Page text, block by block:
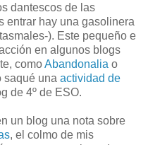
dantescos de las
entrar hay una gasolinera
). Este pequeño e
en algunos blogs
comoAbandonalia o
saqué una actividad de
de 4º de ESO.
un blog una nota sobre
, el colmo de mis